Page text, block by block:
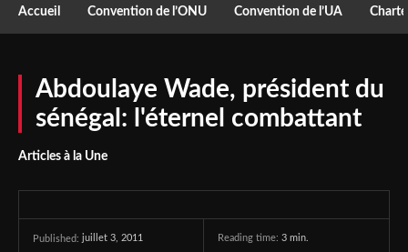
Accueil Convention de l’ONU Convention de l’UA
Abdoulaye Wade, président du
sénégal: l'éternel combattant
Articles à la Une
Published: juillet 3, 2011 Reading time: 3 min.